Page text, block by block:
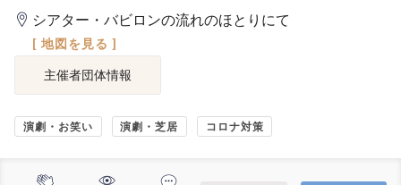
シアター・バビロンの流れのほとりにて
[ 地図を見る ]
主催者団体情報
演劇・お笑い 演劇・芝居 コロナ対策